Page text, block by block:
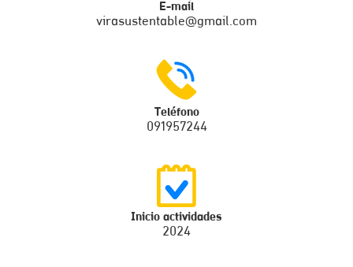
E-mail
virasustentable@gmail.com
Teléfono
091957244
Inicio actividades
2024